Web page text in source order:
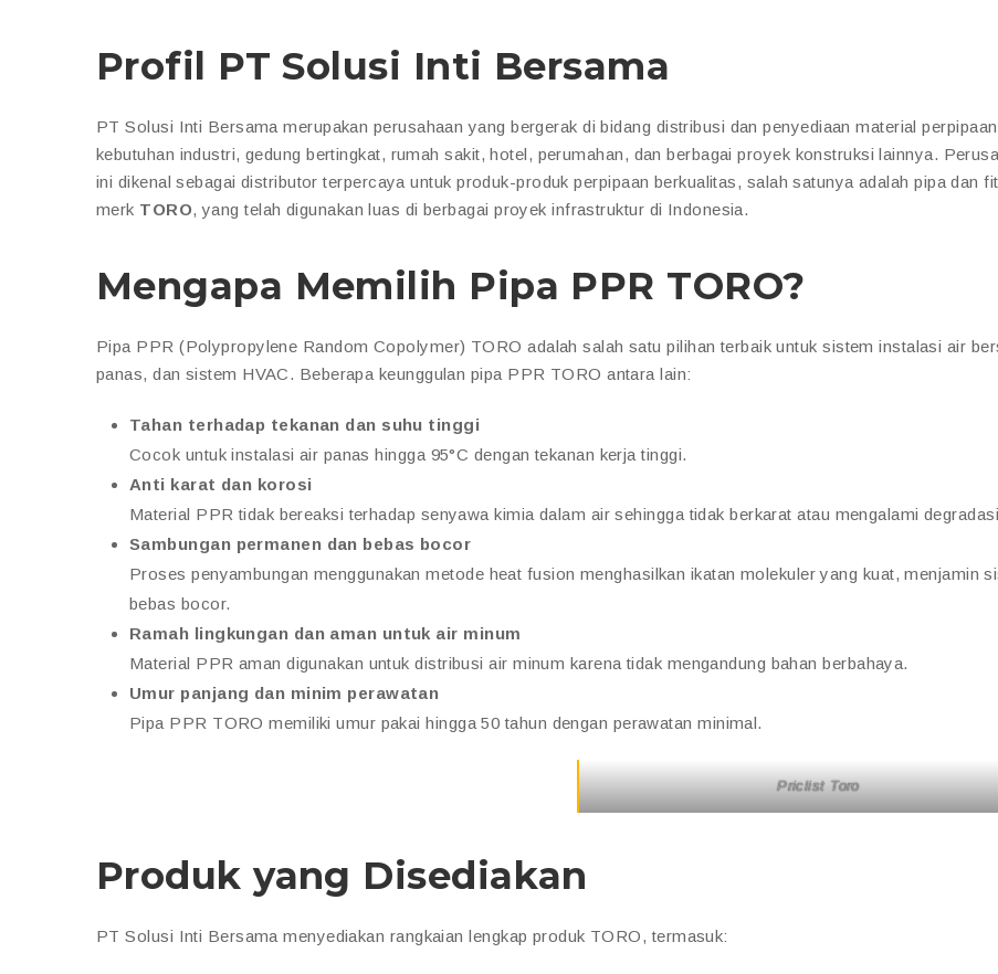
Profil PT Solusi Inti Bersama
PT Solusi Inti Bersama merupakan perusahaan yang bergerak di bidang distribusi dan penyediaan material
kebutuhan industri, gedung bertingkat, rumah sakit, hotel, perumahan, dan berbagai proyek konstruksi lainnya.
ini dikenal sebagai distributor terpercaya untuk produk-produk perpipaan berkualitas, salah satunya adalah pipa dan
merk TORO, yang telah digunakan luas di berbagai proyek infrastruktur di Indonesia.
Mengapa Memilih Pipa PPR TORO?
Pipa PPR (Polypropylene Random Copolymer) TORO adalah salah satu pilihan terbaik untuk sistem instalasi air
panas, dan sistem HVAC. Beberapa keunggulan pipa PPR TORO antara lain:
Tahan terhadap tekanan dan suhu tinggi
Cocok untuk instalasi air panas hingga 95°C dengan tekanan kerja tinggi.
Anti karat dan korosi
Material PPR tidak bereaksi terhadap senyawa kimia dalam air sehingga tidak berkarat atau mengalami
Sambungan permanen dan bebas bocor
Proses penyambungan menggunakan metode heat fusion menghasilkan ikatan molekuler yang kuat, menjamin
bebas bocor.
Ramah lingkungan dan aman untuk air minum
Material PPR aman digunakan untuk distribusi air minum karena tidak mengandung bahan berbahaya.
Umur panjang dan minim perawatan
Pipa PPR TORO memiliki umur pakai hingga 50 tahun dengan perawatan minimal.
Priclist Toro
Produk yang Disediakan
PT Solusi Inti Bersama menyediakan rangkaian lengkap produk TORO, termasuk: